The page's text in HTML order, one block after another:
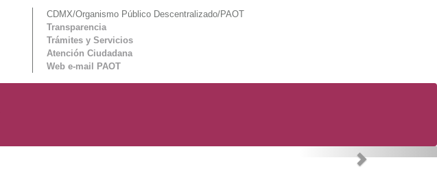
CDMX/Organismo Público Descentralizado/PAOT
Transparencia
Trámites y Servicios
Atención Ciudadana
Web e-mail PAOT
Next